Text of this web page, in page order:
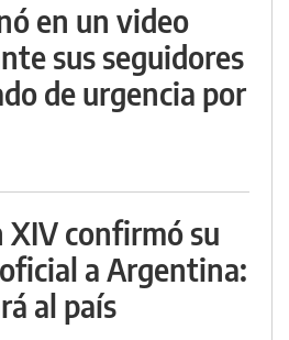
en un video
sus seguidores
de urgencia por
XIV confirmó su
a Argentina:
al país